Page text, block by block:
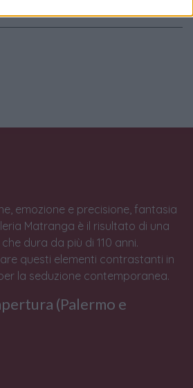
emozione e precisione, fantasia
Matranga è il risultato di una
dura da più di 110 anni.
questi elementi contrastanti in
la seduzione contemporanea.
(Palermo e